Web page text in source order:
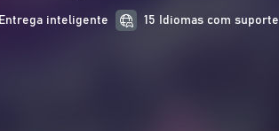
Entrega inteligente 15 Idiomas com suporte